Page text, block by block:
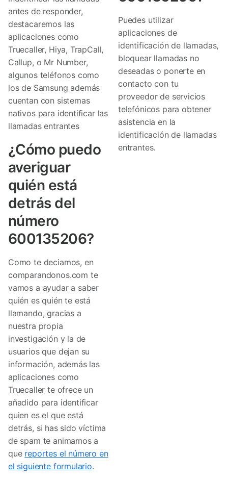
antes de responder,
destacaremos las
aplicaciones como
Truecaller, Hiya, TrapCall,
Callup, o Mr Number,
algunos teléfonos como
los de Samsung además
cuentan con sistemas
nativos para identificar las
llamadas entrantes
¿Cómo puedo
averiguar
quién está
detrás del
número
600135206?
Como te deciamos, en
comparandonos.com te
vamos a ayudar a saber
quién es quién te está
llamando, gracias a
nuestra propia
investigación y la de
usuarios que dejan su
información, además las
aplicaciones como
Truecaller te ofrece un
añadido para identificar
quien es el que está
detrás, si has sido víctima
de spam te animamos a
que reportes el número en
el siguiente formulario.
Puedes utilizar
aplicaciones de
identificación de llamadas,
bloquear llamadas no
deseadas o ponerte en
contacto con tu
proveedor de servicios
telefónicos para obtener
asistencia en la
identificación de llamadas
entrantes.